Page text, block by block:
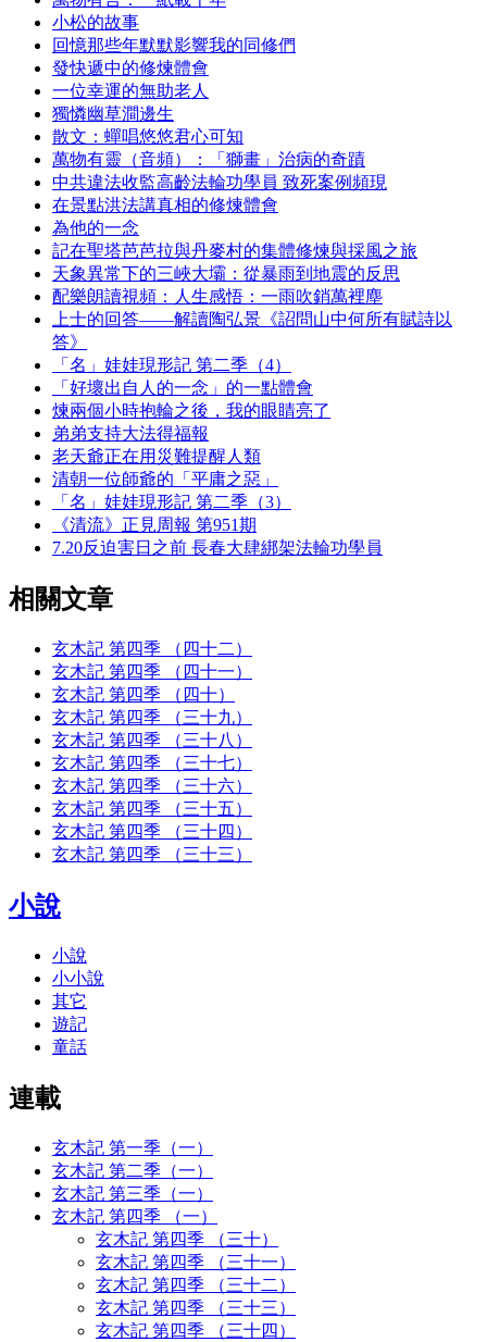
小松的故事
回憶那些年默默影響我的同修們
發快遞中的修煉體會
一位幸運的無助老人
獨憐幽草澗邊生
散文：蟬唱悠悠君心可知
萬物有靈（音頻）：「獅畫」治病的奇蹟
中共違法收監高齡法輪功學員 致死案例頻現
在景點洪法講真相的修煉體會
為他的一念
記在聖塔芭芭拉與丹麥村的集體修煉與採風之旅
天象異常下的三峽大壩：從暴雨到地震的反思
配樂朗讀視頻：人生感悟：一雨吹銷萬裡塵
上士的回答——解讀陶弘景《詔問山中何所有賦詩以
答》
「名」娃娃現形記 第二季（4）
「好壞出自人的一念」的一點體會
煉兩個小時抱輪之後，我的眼睛亮了
弟弟支持大法得福報
老天爺正在用災難提醒人類
清朝一位師爺的「平庸之惡」
「名」娃娃現形記 第二季（3）
《清流》正見周報 第951期
7.20反迫害日之前 長春大肆綁架法輪功學員
相關文章
玄木記 第四季 （四十二）
玄木記 第四季 （四十一）
玄木記 第四季 （四十）
玄木記 第四季 （三十九）
玄木記 第四季 （三十八）
玄木記 第四季 （三十七）
玄木記 第四季 （三十六）
玄木記 第四季 （三十五）
玄木記 第四季 （三十四）
玄木記 第四季 （三十三）
小說
小說
小小說
其它
遊記
童話
連載
玄木記 第一季（一）
玄木記 第二季（一）
玄木記 第三季（一）
玄木記 第四季 （一）
玄木記 第四季 （三十）
玄木記 第四季 （三十一）
玄木記 第四季 （三十二）
玄木記 第四季 （三十三）
玄木記 第四季 （三十四）